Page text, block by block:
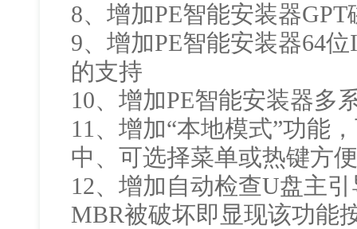
8、增加PE智能安装器GPT
9、增加PE智能安装器64
的支持
10、增加PE智能安装器多
11、增加“本地模式”功能
中、可选择菜单或热键方
12、增加自动检查U盘主
MBR被破坏即显现该功能